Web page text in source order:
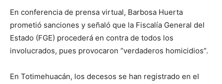
En conferencia de prensa virtual, Barbosa Huerta
prometió sanciones y señaló que la Fiscalía General del
Estado (FGE) procederá en contra de todos los
involucrados, pues provocaron “verdaderos homicidios”.
En Totimehuacán, los decesos se han registrado en el